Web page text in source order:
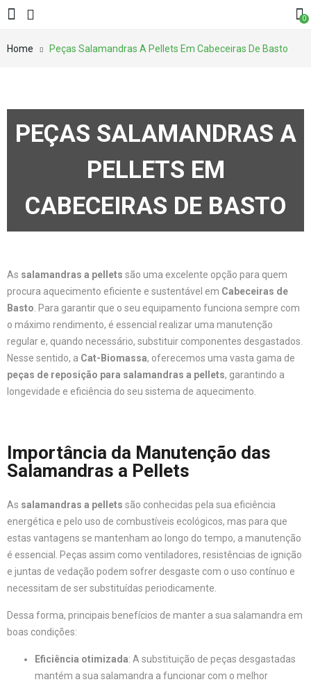
0
Home Peças Salamandras A Pellets Em Cabeceiras De Basto
PEÇAS SALAMANDRAS A
PELLETS EM
CABECEIRAS DE BASTO
As salamandras a pellets são uma excelente opção para quem
procura aquecimento eficiente e sustentável em Cabeceiras de
Basto . Para garantir que o seu equipamento funciona sempre com
o máximo rendimento, é essencial realizar uma manutenção
regular e, quando necessário, substituir componentes desgastados.
Nesse sentido, a Cat-Biomassa, oferecemos uma vasta gama de
peças de reposição para salamandras a pellets, garantindo a
longevidade e eficiência do seu sistema de aquecimento.
Importância da Manutenção das
Salamandras a Pellets
As salamandras a pellets são conhecidas pela sua eficiência
energética e pelo uso de combustíveis ecológicos, mas para que
estas vantagens se mantenham ao longo do tempo, a manutenção
é essencial. Peças assim como ventiladores, resistências de ignição
e juntas de vedação podem sofrer desgaste com o uso contínuo e
necessitam de ser substituídas periodicamente.
Dessa forma, principais benefícios de manter a sua salamandra em
boas condições:
Eficiência otimizada: A substituição de peças desgastadas
mantém a sua salamandra a funcionar com o melhor